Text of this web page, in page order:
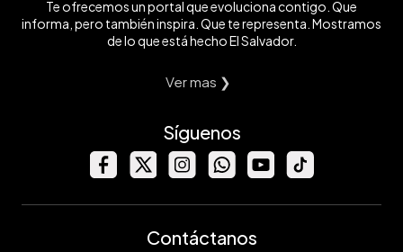
Te ofrecemos un portal que evoluciona contigo. Que
informa, pero también inspira. Que te representa. Mostramos
de lo que está hecho El Salvador.
Ver mas ❯
Síguenos
Contáctanos